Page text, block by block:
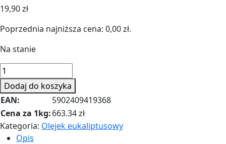
19,90zł
Poprzednia najniższa cena: 0,00zł.
Na stanie
ilość
Olejek
eukaliptusowy
30ml
Dodaj do koszyka
EAN:
5902409419368
Cena za 1kg:663.34 zł
Kategoria: Olejek eukaliptusowy
Opis